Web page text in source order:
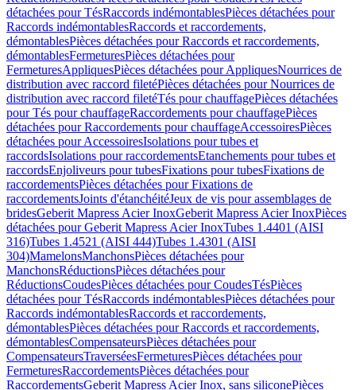
détachées pour TésRaccords indémontablesPièces détachées pour
Raccords indémontablesRaccords et raccordements,
démontablesPièces détachées pour Raccords et raccordements,
démontablesFermeturesPièces détachées pour
FermeturesAppliquesPièces détachées pour AppliquesNourrices de
distribution avec raccord filetéPièces détachées pour Nourrices de
distribution avec raccord filetéTés pour chauffagePièces détachées
pour Tés pour chauffageRaccordements pour chauffagePièces
détachées pour Raccordements pour chauffageAccessoiresPièces
détachées pour AccessoiresIsolations pour tubes et
raccordsIsolations pour raccordementsEtanchements pour tubes et
raccordsEnjoliveurs pour tubesFixations pour tubesFixations de
raccordementsPièces détachées pour Fixations de
raccordementsJoints d'étanchéitéJeux de vis pour assemblages de
bridesGeberit Mapress Acier InoxGeberit Mapress Acier InoxPièces
détachées pour Geberit Mapress Acier InoxTubes 1.4401 (AISI
316)Tubes 1.4521 (AISI 444)Tubes 1.4301 (AISI
304)MamelonsManchonsPièces détachées pour
ManchonsRéductionsPièces détachées pour
RéductionsCoudesPièces détachées pour CoudesTésPièces
détachées pour TésRaccords indémontablesPièces détachées pour
Raccords indémontablesRaccords et raccordements,
démontablesPièces détachées pour Raccords et raccordements,
démontablesCompensateursPièces détachées pour
CompensateursTraverséesFermeturesPièces détachées pour
FermeturesRaccordementsPièces détachées pour
RaccordementsGeberit Mapress Acier Inox, sans siliconePièces